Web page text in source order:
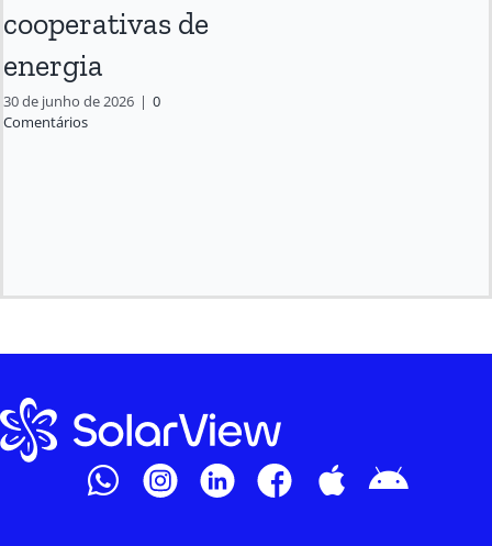
cooperativas de
energia
30 de junho de 2026 | 0
Comentários